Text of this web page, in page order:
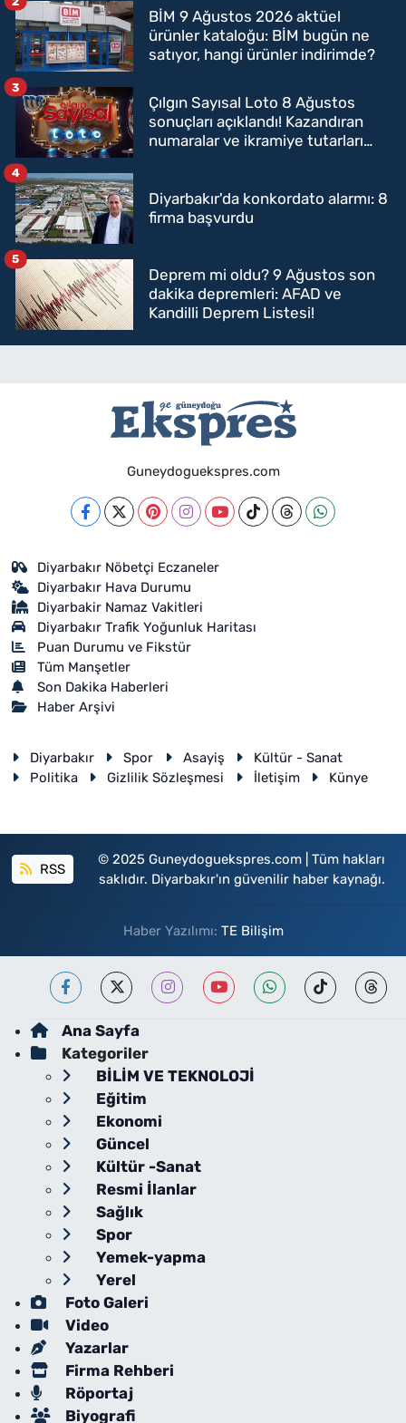
BİM 9 Ağustos 2026 aktüel
ürünler kataloğu: BİM bugün ne
satıyor, hangi ürünler indirimde?
Çılgın Sayısal Loto 8 Ağustos
sonuçları açıklandı! Kazandıran
numaralar ve ikramiye tutarları
3
Diyarbakır'da konkordato alarmı: 8
firma başvurdu
4
Deprem mi oldu? 9 Ağustos son
dakika depremleri: AFAD ve
Kandilli Deprem Listesi!
5
Guneydoguekspres.com
Diyarbakır Nöbetçi Eczaneler
Diyarbakır Hava Durumu
Diyarbakir Namaz Vakitleri
Diyarbakır Trafik Yoğunluk Haritası
Puan Durumu ve Fikstür
Tüm Manşetler
Son Dakika Haberleri
Haber Arşivi
Diyarbakır Spor Asayiş
Kültür - Sanat
Politika
Gizlilik Sözleşmesi İletişim Künye
RSS
© 2025 Guneydoguekspres.com | Tüm hakları
saklıdır. Diyarbakır'ın güvenilir haber kaynağı.
Haber Yazılımı: TE Bilişim
Ana Sayfa
Kategoriler
BİLİM VE TEKNOLOJİ
Eğitim
Ekonomi
Güncel
Kültür -Sanat
Resmi İlanlar
Sağlık
Spor
Yemek-yapma
Yerel
Foto Galeri
Video
Yazarlar
Firma Rehberi
Röportaj
Biyografi